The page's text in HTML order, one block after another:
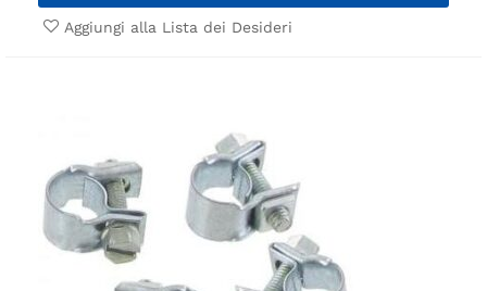
Aggiungi alla Lista dei Desideri